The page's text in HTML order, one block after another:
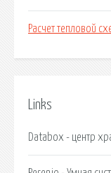
Расчет тепловой
Links
Databox - центр